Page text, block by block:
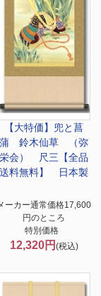
【大特価】 兜と菖
蒲 鈴木仙草 （弥
栄会） 尺三【全品
送料無料】 日本製
ーカー通常価格17,600
円のところ
特別価格
12,320円 (税込)